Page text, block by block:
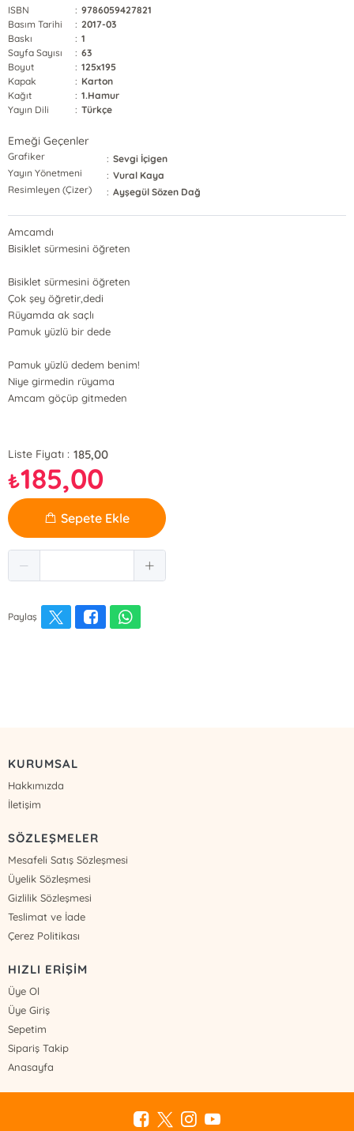
ISBN : 9786059427821
Basım Tarihi
: 2017-03
Baskı
: 1
Sayfa Sayısı
: 63
Boyut
: 125x195
Kapak
: Karton
Kağıt
: 1.Hamur
Yayın Dili
: Türkçe
Emeği Geçenler
Grafiker : Sevgi İçigen
Yayın Yönetmeni
: Vural Kaya
Resimleyen (Çizer)
: Ayşegül Sözen Dağ
Amcamdı
Bisiklet sürmesini öğreten
Bisiklet sürmesini öğreten
Çok şey öğretir,dedi
Rüyamda ak saçlı
Pamuk yüzlü bir dede
Pamuk yüzlü dedem benim!
Niye girmedin rüyama
Amcam göçüp gitmeden
Liste Fiyatı : 185,00
₺185,00
Sepete Ekle
Paylaş
KURUMSAL
Hakkımızda
İletişim
SÖZLEŞMELER
Mesafeli Satış Sözleşmesi
Üyelik Sözleşmesi
Gizlilik Sözleşmesi
Teslimat ve İade
Çerez Politikası
HIZLI ERİŞİM
Üye Ol
Üye Giriş
Sepetim
Sipariş Takip
Anasayfa